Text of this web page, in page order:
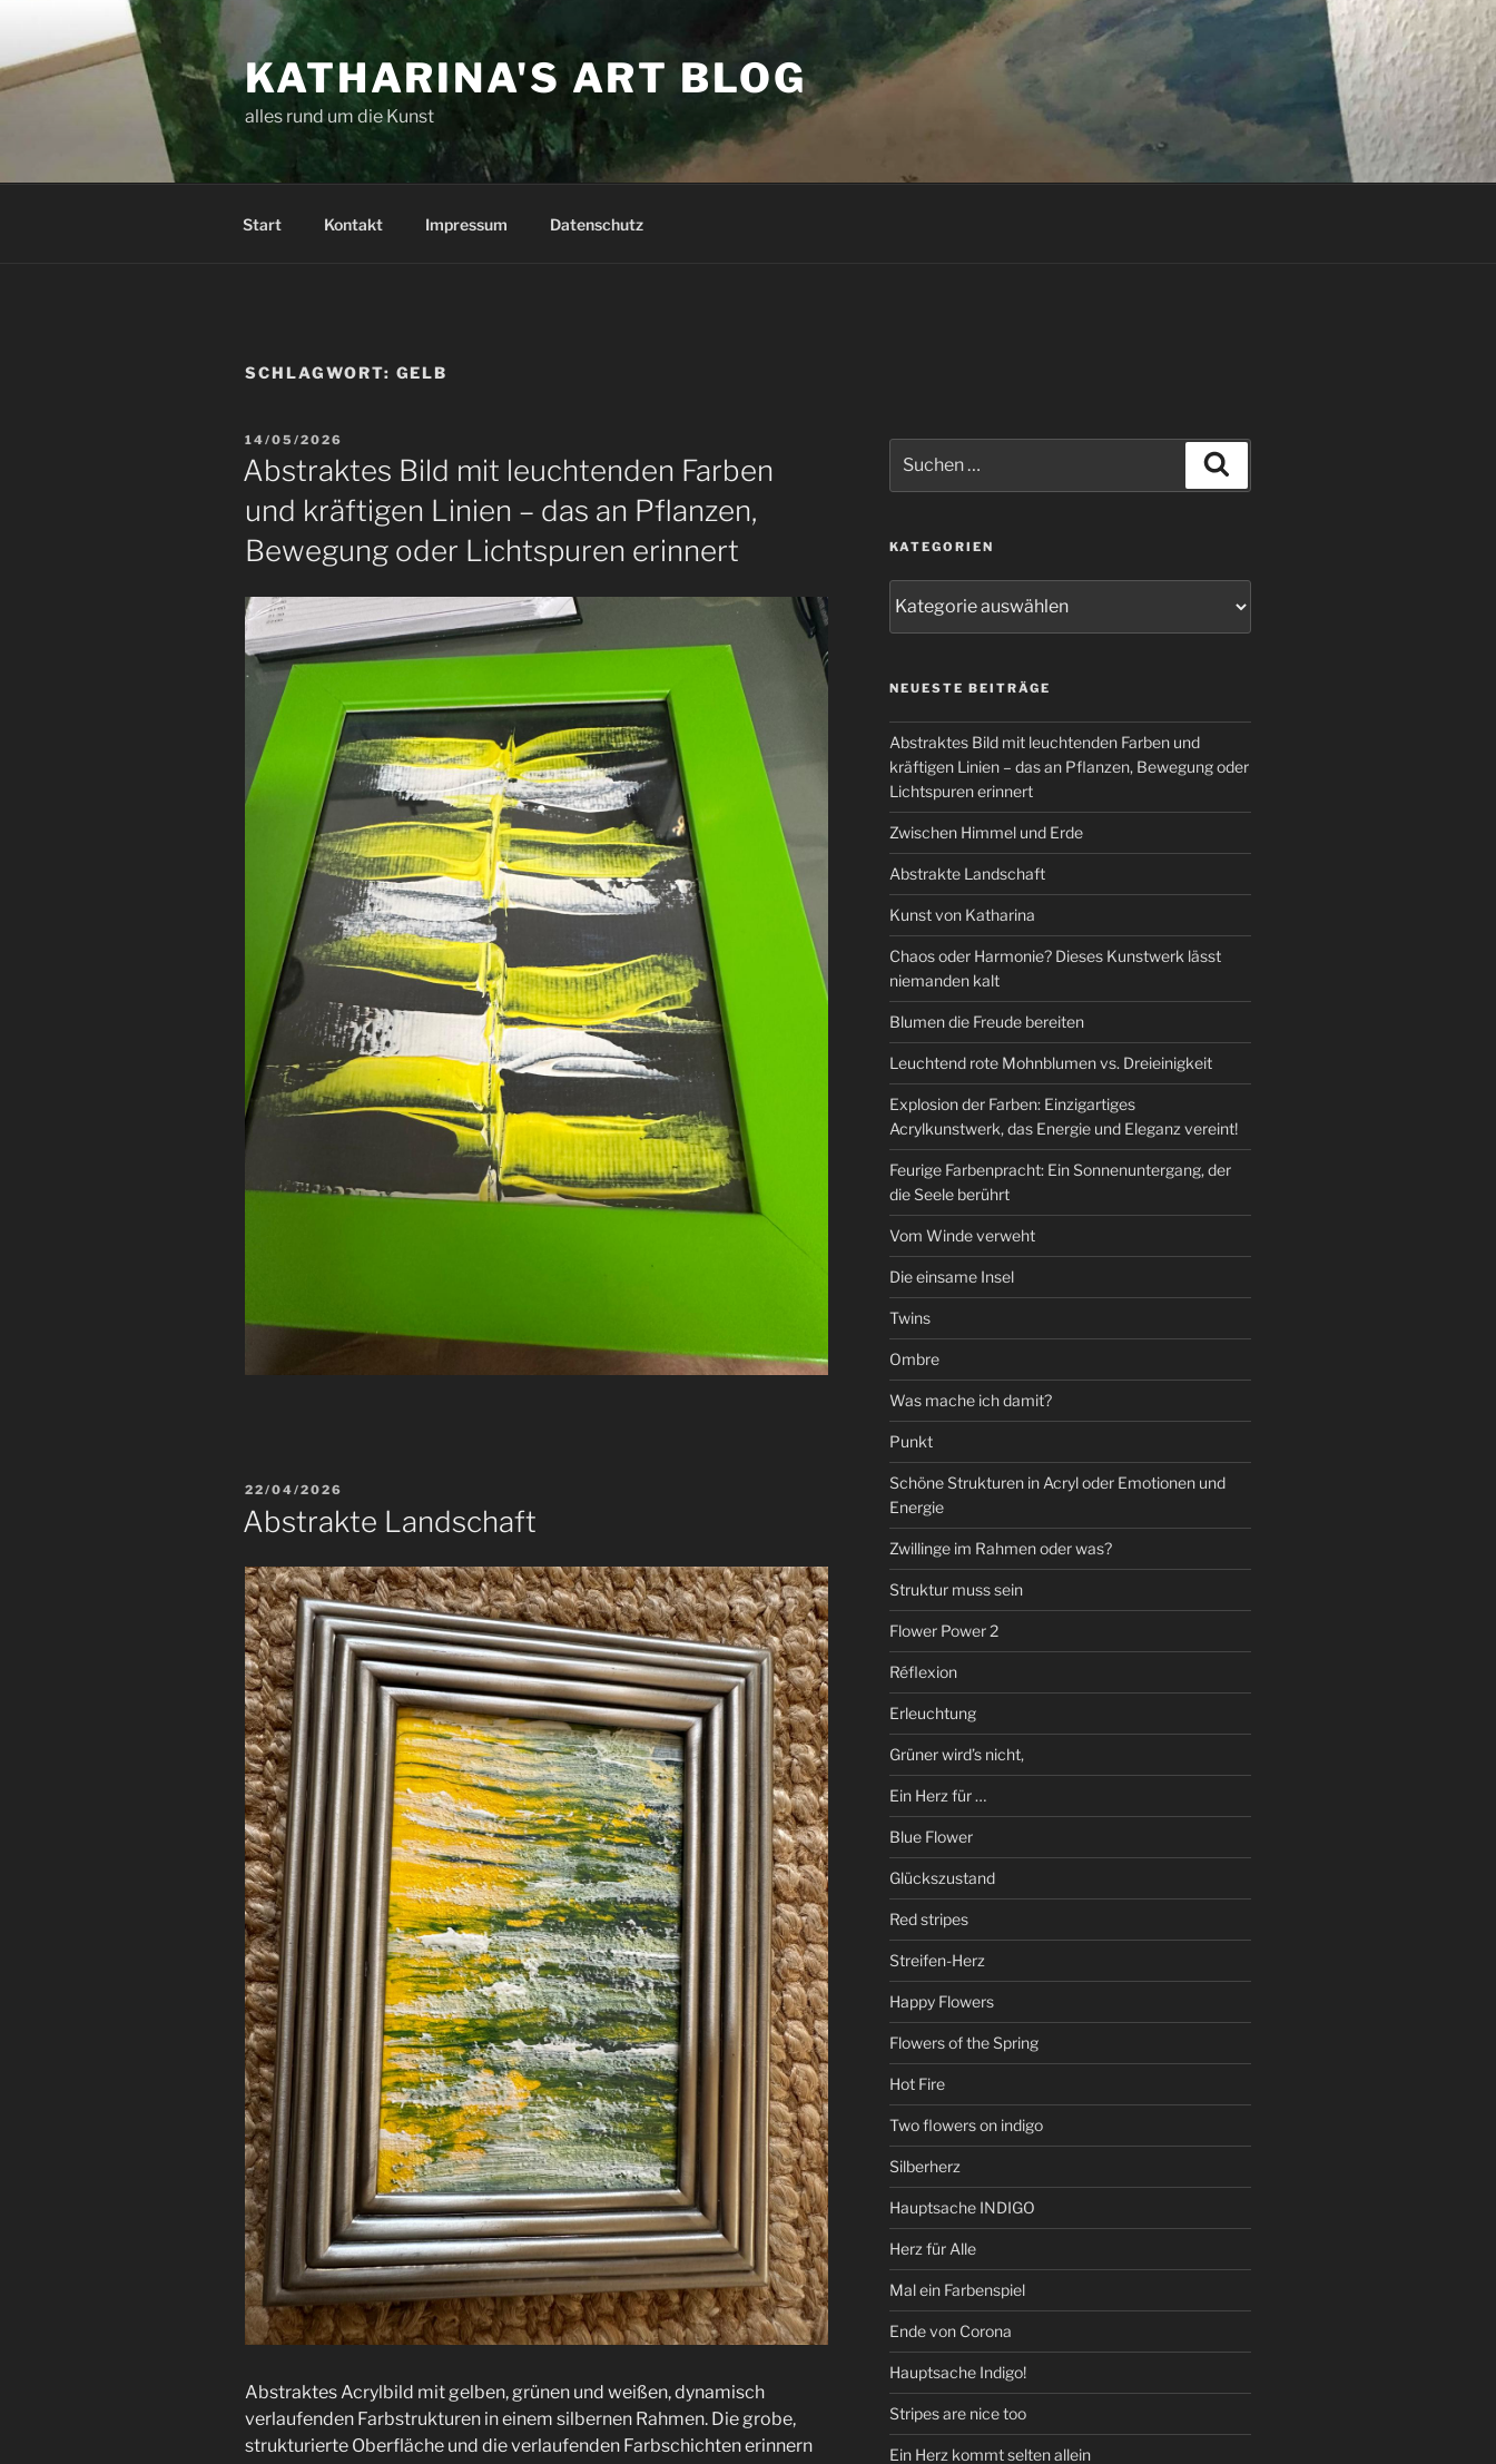
springen
KATHARINA'S ART BLOG
alles rund um die Kunst
Start Kontakt Impressum Datenschutz
SCHLAGWORT: GELB
VERÖFFENTLICHT
AM
14/05/2026
Abstraktes Bild mit leuchtenden Farben
und kräftigen Linien – das an Pflanzen,
Bewegung oder Lichtspuren erinnert
VERÖFFENTLICHT
AM
22/04/2026
Abstrakte Landschaft
Abstraktes Acrylbild mit gelben, grünen und weißen, dynamisch
verlaufenden Farbstrukturen in einem silbernen Rahmen. Die grobe,
strukturierte Oberfläche und die verlaufenden Farbschichten erinnern
nach:
KATEGORIEN
NEUESTE BEITRÄGE
Abstraktes Bild mit leuchtenden Farben und
kräftigen Linien – das an Pflanzen, Bewegung oder
Lichtspuren erinnert
Zwischen Himmel und Erde
Abstrakte Landschaft
Kunst von Katharina
Chaos oder Harmonie? Dieses Kunstwerk lässt
niemanden kalt
Blumen die Freude bereiten
Leuchtend rote Mohnblumen vs. Dreieinigkeit
Explosion der Farben: Einzigartiges
Acrylkunstwerk, das Energie und Eleganz vereint!
Feurige Farbenpracht: Ein Sonnenuntergang, der
die Seele berührt
Vom Winde verweht
Die einsame Insel
Twins
Ombre
Was mache ich damit?
Punkt
Schöne Strukturen in Acryl oder Emotionen und
Energie
Zwillinge im Rahmen oder was?
Struktur muss sein
Flower Power 2
Réflexion
Erleuchtung
Grüner wird’s nicht,
Ein Herz für …
Blue Flower
Glückszustand
Red stripes
Streifen-Herz
Happy Flowers
Flowers of the Spring
Hot Fire
Two flowers on indigo
Silberherz
Hauptsache INDIGO
Herz für Alle
Mal ein Farbenspiel
Ende von Corona
Hauptsache Indigo!
Stripes are nice too
Ein Herz kommt selten allein